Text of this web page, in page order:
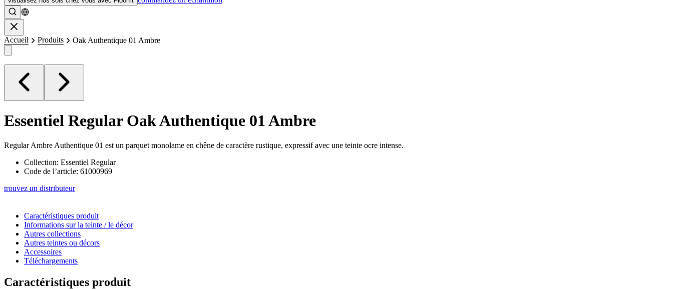
Rechercher
Accueil Produits Oak Authentique 01 Ambre
Essentiel Regular Oak Authentique 01 Ambre
Regular Ambre Authentique 01 est un parquet monolame en chêne de caractère rustique, expressif avec une teinte ocre intense.
Collection: Essentiel Regular
Code de l’article: 61000969
trouvez un distributeur
Caractéristiques produit
Informations sur la teinte / le décor
Autres collections
Autres teintes ou décors
Accessoires
Téléchargements
Caractéristiques produit